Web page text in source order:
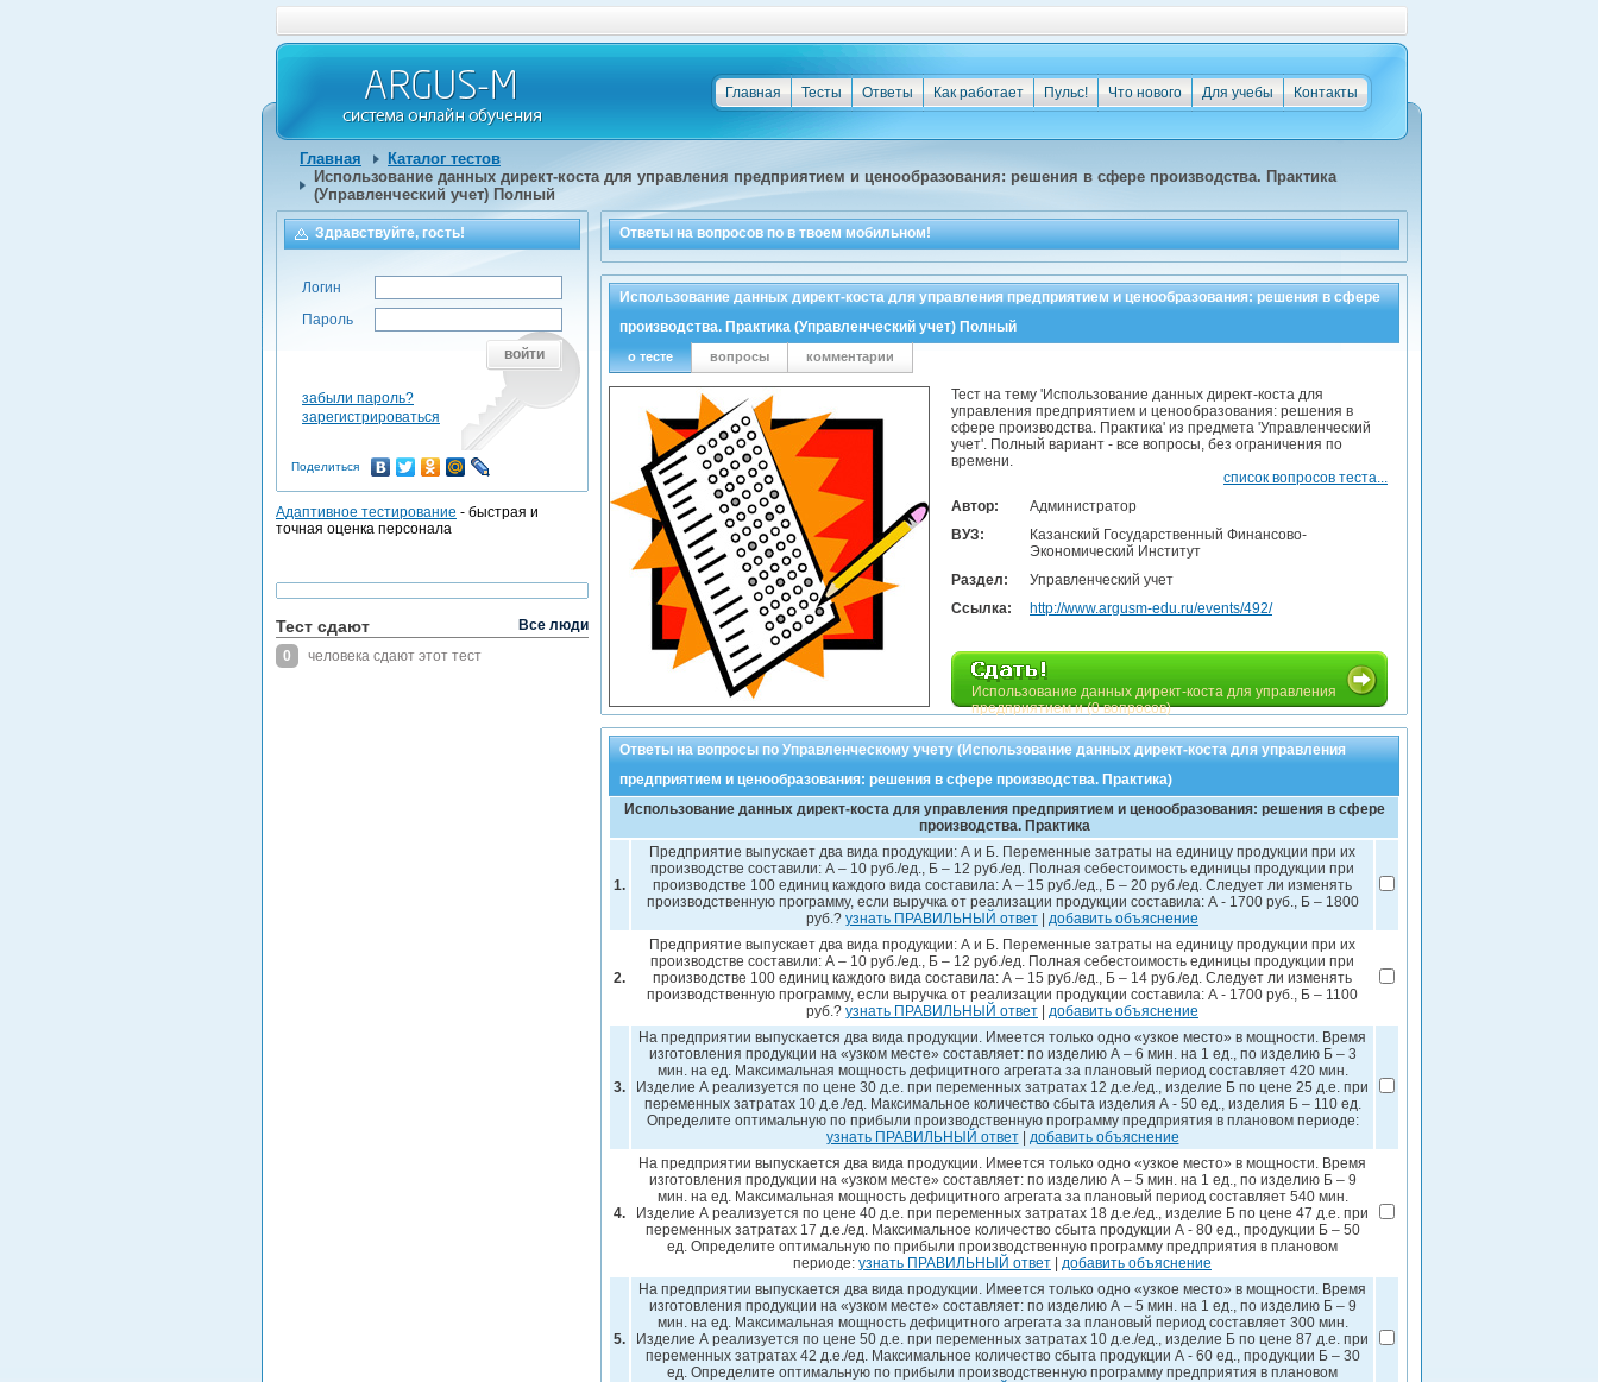
Контакты
Для учебы
Что нового
Пульс!
Как работает
Ответы
Тесты
Главная
Главная
Каталог тестов
Использование данных директ-коста для управления предприятием и ценообразования: решения в сфере производства. Практика
(Управленческий учет) Полный
Ответы навопросов пов твоем мобильном!
Использование данных директ-коста для управления предприятием и ценообразования: решения в сфере
производства. Практика (Управленческий учет) Полный
о тесте вопросы комментарии
Тест на тему 'Использование данных директ-коста для
управления предприятием и ценообразования: решения в
сфере производства. Практика' из предмета 'Управленческий
учет'. Полный вариант - все вопросы, без ограничения по
времени.
список вопросов теста...
Автор:
Администратор
ВУЗ:
Казанский Государственный Финансово-
Экономический Институт
Раздел:
Управленческий учет
Ссылка:
http://www.argusm-edu.ru/events/492/
Использование данных директ-коста для управления
предприятием и (0 вопросов)
Ответы на вопросы по Управленческому учету (Использование данных директ-коста для управления
предприятием и ценообразования: решения в сфере производства. Практика)
Использование данных директ-коста для управления предприятием и ценообразования: решения в сфере
производства. Практика
1.
Предприятие выпускает два вида продукции: А и Б. Переменные затраты на единицу продукции при их
производстве составили: А – 10 руб./ед., Б – 12 руб./ед. Полная себестоимость единицы продукции при
производстве 100 единиц каждого вида составила: А – 15 руб./ед., Б – 20 руб./ед. Следует ли изменять
производственную программу, если выручка от реализации продукции составила: А - 1700 руб., Б – 1800
руб.? узнать ПРАВИЛЬНЫЙ ответ добавить объяснение
2.
Предприятие выпускает два вида продукции: А и Б. Переменные затраты на единицу продукции при их
производстве составили: А – 10 руб./ед., Б – 12 руб./ед. Полная себестоимость единицы продукции при
производстве 100 единиц каждого вида составила: А – 15 руб./ед., Б – 14 руб./ед. Следует ли изменять
производственную программу, если выручка от реализации продукции составила: А - 1700 руб., Б – 1100
руб.? узнать ПРАВИЛЬНЫЙ ответ добавить объяснение
3.
На предприятии выпускается два вида продукции. Имеется только одно «узкое место» в мощности. Время
изготовления продукции на «узком месте» составляет: по изделию А – 6 мин. на 1 ед., по изделию Б – 3
мин. на ед. Максимальная мощность дефицитного агрегата за плановый период составляет 420 мин.
Изделие А реализуется по цене 30 д.е. при переменных затратах 12 д.е./ед., изделие Б по цене 25 д.е. при
переменных затратах 10 д.е./ед. Максимальное количество сбыта изделия А - 50 ед., изделия Б – 110 ед.
Определите оптимальную по прибыли производственную программу предприятия в плановом периоде:
узнать ПРАВИЛЬНЫЙ ответ| добавить объяснение
4.
На предприятии выпускается два вида продукции. Имеется только одно «узкое место» в мощности. Время
изготовления продукции на «узком месте» составляет: по изделию А – 5 мин. на 1 ед., по изделию Б – 9
мин. на ед. Максимальная мощность дефицитного агрегата за плановый период составляет 540 мин.
Изделие А реализуется по цене 40 д.е. при переменных затратах 18 д.е./ед., изделие Б по цене 47 д.е. при
переменных затратах 17 д.е./ед. Максимальное количество сбыта продукции А - 80 ед., продукции Б – 50
ед. Определите оптимальную по прибыли производственную программу предприятия в плановом
периоде: узнать ПРАВИЛЬНЫЙ ответ добавить объяснение
5.
На предприятии выпускается два вида продукции. Имеется только одно «узкое место» в мощности. Время
изготовления продукции на «узком месте» составляет: по изделию А – 5 мин. на 1 ед., по изделию Б – 9
мин. на ед. Максимальная мощность дефицитного агрегата за плановый период составляет 300 мин.
Изделие А реализуется по цене 50 д.е. при переменных затратах 10 д.е./ед., изделие Б по цене 87 д.е. при
переменных затратах 42 д.е./ед. Максимальное количество сбыта продукции А - 60 ед., продукции Б – 30
ед. Определите оптимальную по прибыли производственную программу предприятия в плановом
Здравствуйте, гость!
Логин
Пароль
войти
забыли пароль?
зарегистрироваться
Поделиться
Адаптивное тестирование - быстрая и
точная оценка персонала
Тест сдают
Все люди
0
человека сдают этот тест